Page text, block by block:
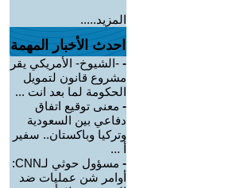
المزيد.....
احدث الأخبار المهمة
- -الشيوخ- الأمريكي يقر
مشروع قانون لتمويل
الحكومة لما بعد انت ...
- معنى توقيع اتفاق
دفاعي بين السعودية
وتركيا وباكستان.. سفير
أ ...
-
مسؤول حوثي لـCNN:
أوامر شن عمليات ضد